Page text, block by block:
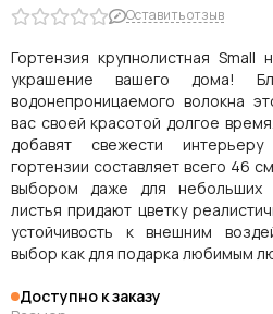
Оставить отзыв
Гортензия крупнолистная
украшение вашего дома!
водонепроницаемого волокна
вас своей красотой долгое
добавят свежести
гортензии составляет всего 46
выбором даже для небольших
листья придают цветку
устойчивость к внешним
выбор как для подарка любимым
Доступно к заказу